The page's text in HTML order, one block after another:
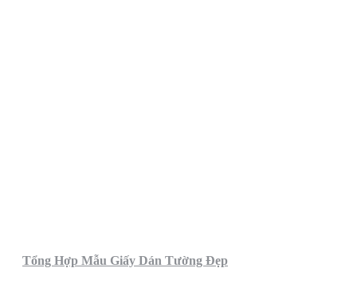
Tổng Hợp Mẫu Giấy Dán Tường Đẹp